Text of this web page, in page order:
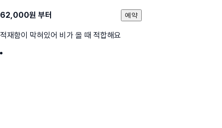
62,000원 부터
적재함이 막혀있어 비가 올 때 적합해요
예약